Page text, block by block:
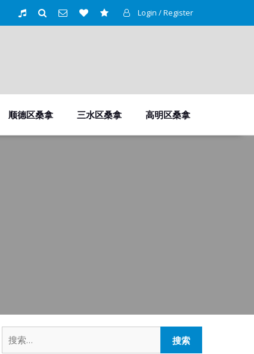
Login / Register
顺德区桑拿 三水区桑拿 高明区桑拿